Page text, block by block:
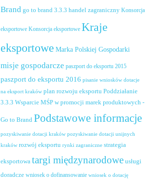
Brand go to brand 3.3.3 handel zagraniczny Konsorcja
eksportowe Konsorcja eksportowe Kraje
eksportowe Marka Polskiej Gospodarki
misje gospodarcze paszport do eksportu 2015
paszport do eksportu 2016 pisanie wniosków dotacje
na eksport kraków plan rozwoju eksportu Poddziałanie
3.3.3 Wsparcie MŚP w promocji marek produktowych -
Go to Brand Podstawowe informacje
pozyskiwanie dotacji kraków pozyskiwanie dotacji unijnych
kraków rozwój eksportu rynki zagraniczne strategia
eksportowa targi międzynarodowe usługi
doradcze wniosek o dofinansowanie wniosek o dotację